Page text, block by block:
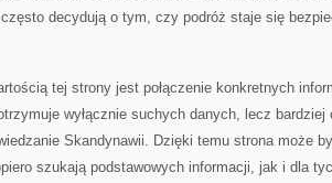
decydują o tym, czy podróż staje się
tej strony jest połączenie konkretnych
wyłącznie suchych danych, lecz
Skandynawii. Dzięki temu strona może
szukają podstawowych informacji, jak i dla